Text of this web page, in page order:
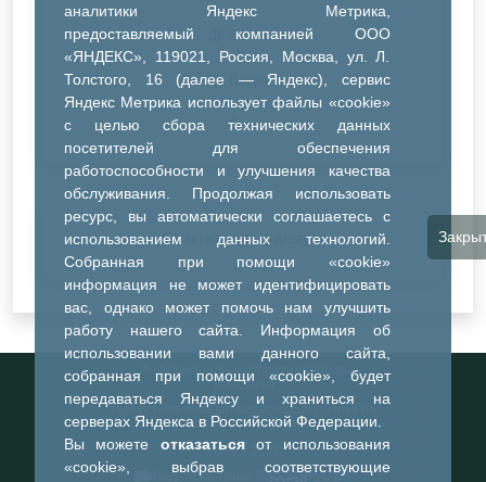
аналитики Яндекс Метрика,
предоставляемый компанией ООО
«ЯНДЕКС», 119021, Россия, Москва, ул. Л.
Толстого, 16 (далее — Яндекс), сервис
Яндекс Метрика использует файлы «cookie»
с целью сбора технических данных
посетителей для обеспечения
работоспособности и улучшения качества
обслуживания. Продолжая использовать
ресурс, вы автоматически соглашаетесь с
использованием данных технологий.
Собранная при помощи «cookie»
информация не может идентифицировать
вас, однако может помочь нам улучшить
работу нашего сайта. Информация об
использовании вами данного сайта,
собранная при помощи «cookie», будет
передаваться Яндексу и храниться на
серверах Яндекса в Российской Федерации.
Вы можете отказатьсяот использования
«cookie», выбрав соответствующие
ДК Речник
ДК Водник
Иное
Очистить все фильтры
Информационный портал города
Тобольска
При использовании материалов ссылка на
портал обязательна
©2023-2026